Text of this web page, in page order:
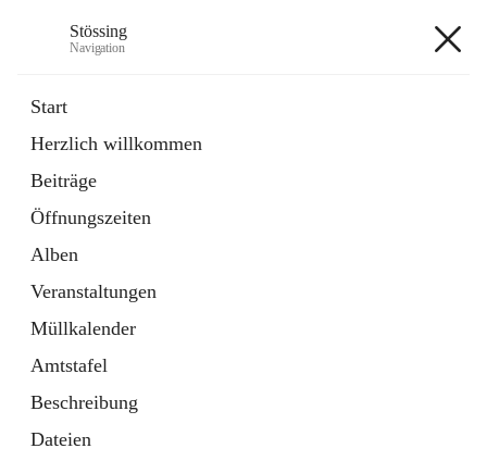
Stössing
Navigation
Start
Herzlich willkommen
Beiträge
Öffnungszeiten
Alben
Veranstaltungen
Müllkalender
Amtstafel
Beschreibung
Dateien
Datei
in
Tab
Kindergarten
öffnet
in
neuem
Tab